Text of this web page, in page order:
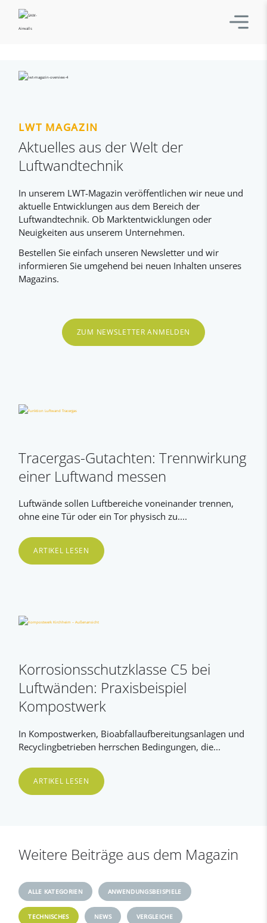
LWT MAGAZIN
Aktuelles aus der Welt der
Luftwandtechnik
In unserem LWT-Magazin veröffentlichen wir neue und
aktuelle Entwicklungen aus dem Bereich der
Luftwandtechnik. Ob Marktentwicklungen oder
Neuigkeiten aus unserem Unternehmen.
Bestellen Sie einfach unseren Newsletter und wir
informieren Sie umgehend bei neuen Inhalten unseres
Magazins.
ZUM NEWSLETTER ANMELDEN
Tracergas-Gutachten: Trennwirkung
einer Luftwand messen
Luftwände sollen Luftbereiche voneinander trennen,
ohne eine Tür oder ein Tor physisch zu....
ARTIKEL LESEN
Korrosionsschutzklasse C5 bei
Luftwänden: Praxisbeispiel
Kompostwerk
In Kompostwerken, Bioabfallaufbereitungsanlagen und
Recyclingbetrieben herrschen Bedingungen, die...
ARTIKEL LESEN
Weitere Beiträge aus dem Magazin
ALLE KATEGORIEN ANWENDUNGSBEISPIELE
TECHNISCHES NEWS VERGLEICHE